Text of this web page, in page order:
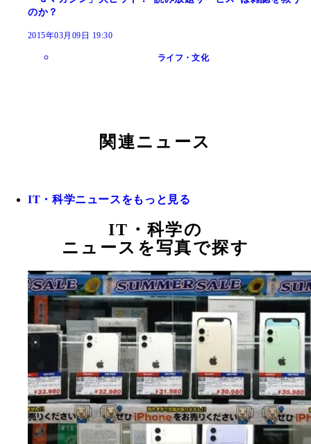
のか？
2015年03月09日 19:30
ライフ・文化
関連ニュース
IT・科学ニュースをもっと見る
IT・科学の
ニュースを写真で探す